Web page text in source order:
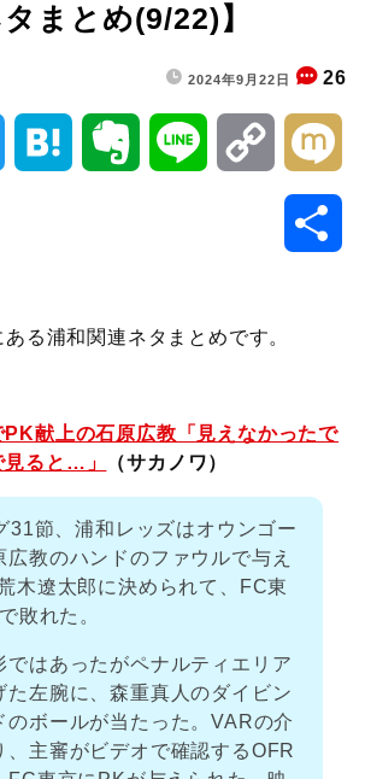
まとめ(9/22)】
2024年9月22日 26
e a o
e
o
i
k
る浦和関連ネタまとめです。
PK献上の石原広教「見えなかったで
ると…」
（サカノワ）
31節、浦和レッズはオウンゴー
広教のハンドのファウルで与え
木遼太郎に決められて、FC東
敗れた。
ではあったがペナルティエリア
た左腕に、森重真人のダイビン
のボールが当たった。VARの介
、主審がビデオで確認するOFR